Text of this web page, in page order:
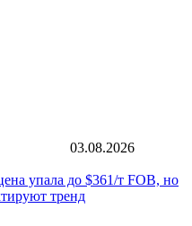
03.08.2026
упала до $361/т FOB, но
тренд